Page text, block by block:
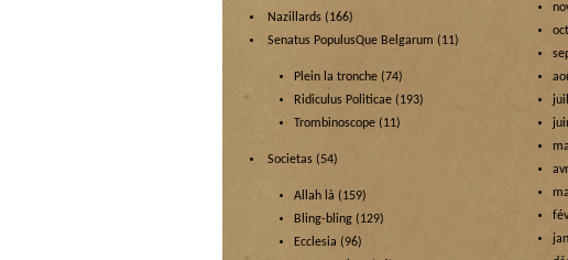
Nazillards (166)
Senatus PopulusQue Belgarum (11)
Plein la tronche (74)
Ridiculus Politicae (193)
Trombinoscope (11)
Societas (54)
Allah là (159)
Bling-bling (129)
Ecclesia (96)